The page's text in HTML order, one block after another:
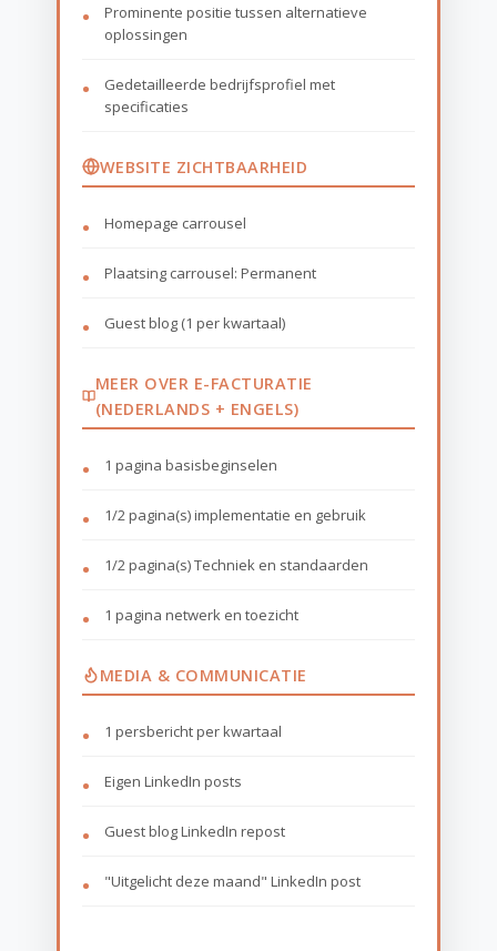
Prominente positie tussen alternatieve
oplossingen
Gedetailleerde bedrijfsprofiel met
specificaties
WEBSITE ZICHTBAARHEID
Homepage carrousel
Plaatsing carrousel: Permanent
Guest blog (1 per kwartaal)
MEER OVER E-FACTURATIE
(NEDERLANDS + ENGELS)
1 pagina basisbeginselen
1/2 pagina(s) implementatie en gebruik
1/2 pagina(s) Techniek en standaarden
1 pagina netwerk en toezicht
MEDIA & COMMUNICATIE
1 persbericht per kwartaal
Eigen LinkedIn posts
Guest blog LinkedIn repost
"Uitgelicht deze maand" LinkedIn post